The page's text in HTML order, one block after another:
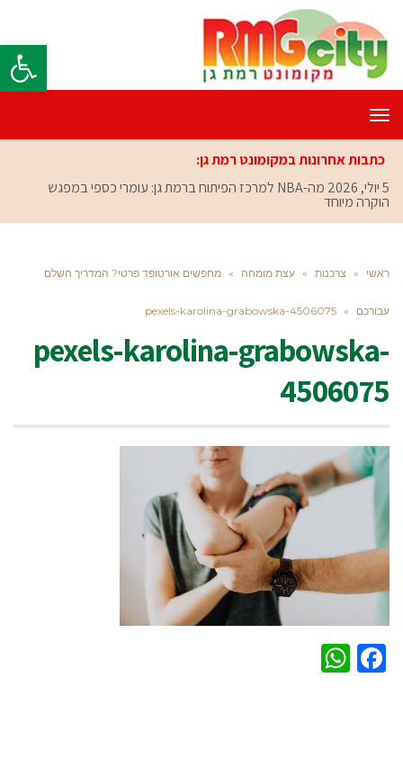
פתח
תפריט
כתבות אחרונות במקומונט רמת גן:
5 יולי, 2026
מה-NBA למרכז הפיתוח ברמת גן: עומרי כספי במפגש
הוקרה מיוחד
ראשי » צרכנות » עצת מומחה » מחפשים אורטופד פרטי? המדריך השלם
עבורכם »
pexels-karolina-grabowska-4506075
pexels-karolina-grabowska-
4506075
Facebook